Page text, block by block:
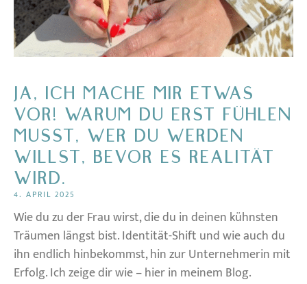
JA, ICH MACHE MIR ETWAS
VOR! WARUM DU ERST FÜHLEN
MUSST, WER DU WERDEN
WILLST, BEVOR ES REALITÄT
WIRD.
4. APRIL 2025
Wie du zu der Frau wirst, die du in deinen kühnsten
Träumen längst bist. Identität-Shift und wie auch du
ihn endlich hinbekommst, hin zur Unternehmerin mit
Erfolg. Ich zeige dir wie – hier in meinem Blog.